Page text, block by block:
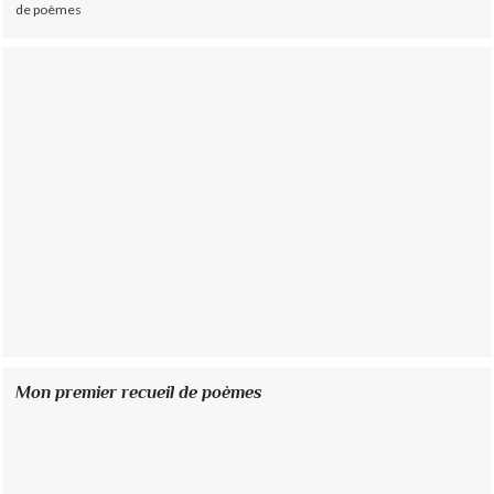
de poèmes
Mon premier recueil de poèmes